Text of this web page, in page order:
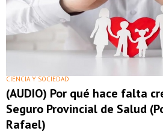
CIENCIA Y SOCIEDAD
(AUDIO) Por qué hace falta
Seguro Provincial de Salud
Rafael)